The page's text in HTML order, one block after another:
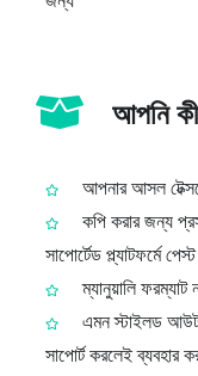
আপনি
আপনার আসল
কপি করার জন্য
সাপোর্টেড প্ল্যাটফর্মে
ম্যানুয়ালি
এমন স্টাইলড
সাপোর্ট করলেই ব্যবহার